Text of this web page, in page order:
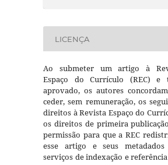
LICENÇA
Ao submeter um artigo à
Espaço do Currículo (REC) e
aprovado, os autores
ceder, sem remuneração, os
direitos à Revista Espaço do
os direitos de primeira
permissão para que a REC
esse artigo e seus metadados
serviços de indexação e